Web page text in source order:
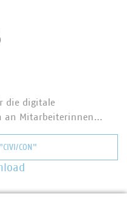
die digitale
an Mitarbeiterinnen…
CON"